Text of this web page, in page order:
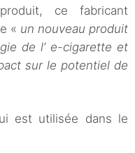
ce fabricant
« un nouveau produit
de l’ e-cigarette et
sur le potentiel de
est utilisée dans le